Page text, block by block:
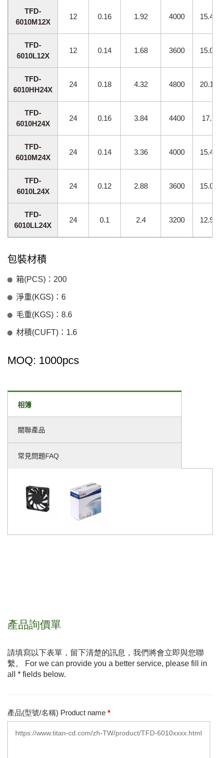
TFD-
6010M12X
12 0.16 1.92 4000 15.49
TFD-
6010L12X
12 0.14 1.68 3600 15.03
TFD-
6010HH24X
24 0.18 4.32 4800 20.18
TFD-
6010H24X
24 0.16 3.84 4400 17.7
TFD-
6010M24X
24 0.14 3.36 4000 15.49
TFD-
6010L24X
24 0.12 2.88 3600 15.03
TFD-
6010LL24X
24 0.1 2.4 3200 12.96
包裝材積
箱(PCS)：200
淨重(KGS)：6
毛重(KGS)：8.6
材積(CUFT)：1.6
MOQ: 1000pcs
相簿
關聯產品
常見問題FAQ